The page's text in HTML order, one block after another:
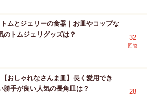
トムとジェリーの食器｜お皿やコップな
のトムジェリグッズは？
32
回答
【おしゃれなさんま皿】長く愛用でき
勝手が良い人気の長角皿は？
28